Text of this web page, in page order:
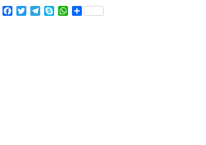
Facebook
TwitterTelegram
SkypeWhatsApp
Share